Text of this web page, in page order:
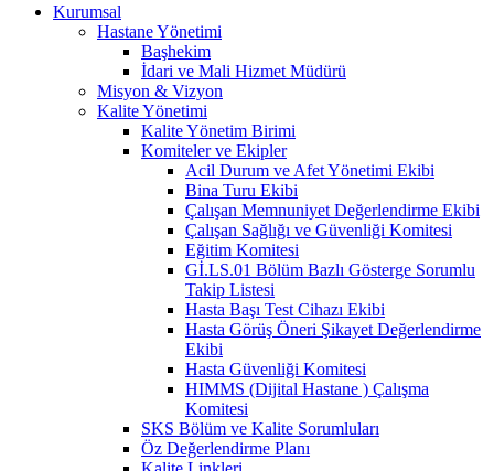
Kurumsal
Hastane Yönetimi
Başhekim
İdari ve Mali Hizmet Müdürü
Misyon & Vizyon
Kalite Yönetimi
Kalite Yönetim Birimi
Komiteler ve Ekipler
Acil Durum ve Afet Yönetimi Ekibi
Bina Turu Ekibi
Çalışan Memnuniyet Değerlendirme Ekibi
Çalışan Sağlığı ve Güvenliği Komitesi
Eğitim Komitesi
Gİ.LS.01 Bölüm Bazlı Gösterge Sorumlu
Takip Listesi
Hasta Başı Test Cihazı Ekibi
Hasta Görüş Öneri Şikayet Değerlendirme
Ekibi
Hasta Güvenliği Komitesi
HIMMS (Dijital Hastane ) Çalışma
Komitesi
SKS Bölüm ve Kalite Sorumluları
Öz Değerlendirme Planı